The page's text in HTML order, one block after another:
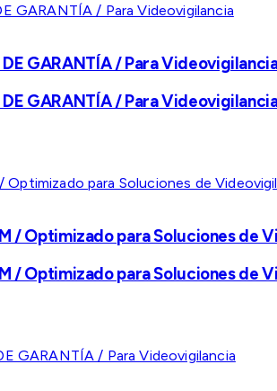
GARANTÍA / Para
GARANTÍA / Para
/ Optimizado para Soluciones de
/ Optimizado para Soluciones de